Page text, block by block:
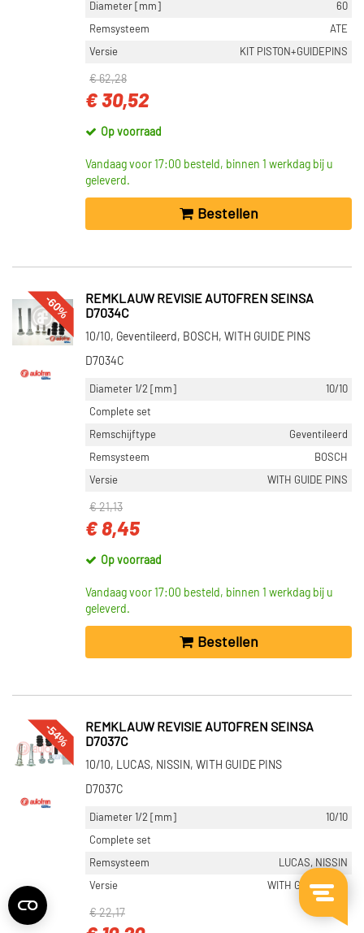
Diameter [mm]
60
Remsysteem
ATE
Versie
KIT PISTON+GUIDEPINS
€ 62,28
€ 30,52
Op voorraad
Vandaag voor 17:00 besteld, binnen 1 werkdag bij u
geleverd.
Bestellen
-60%
REMKLAUW REVISIE AUTOFREN SEINSA
D7034C
10/10, Geventileerd, BOSCH, WITH GUIDE PINS
D7034C
Diameter 1/2 [mm]
10/10
Complete set
Remschijftype
Geventileerd
Remsysteem
BOSCH
Versie
WITH GUIDE PINS
€ 21,13
€ 8,45
Op voorraad
Vandaag voor 17:00 besteld, binnen 1 werkdag bij u
geleverd.
Bestellen
-54%
REMKLAUW REVISIE AUTOFREN SEINSA
D7037C
10/10, LUCAS, NISSIN, WITH GUIDE PINS
D7037C
Diameter 1/2 [mm]
10/10
Complete set
Remsysteem
LUCAS, NISSIN
Versie
WITH GUIDE PINS
€ 22,17